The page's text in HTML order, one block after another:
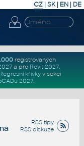
CZ | SK| EN | DE
registrovaných
a pro Revit 2027.
Regresní křivkyv sekci
2027.
RSS tipy
RSS diskuze